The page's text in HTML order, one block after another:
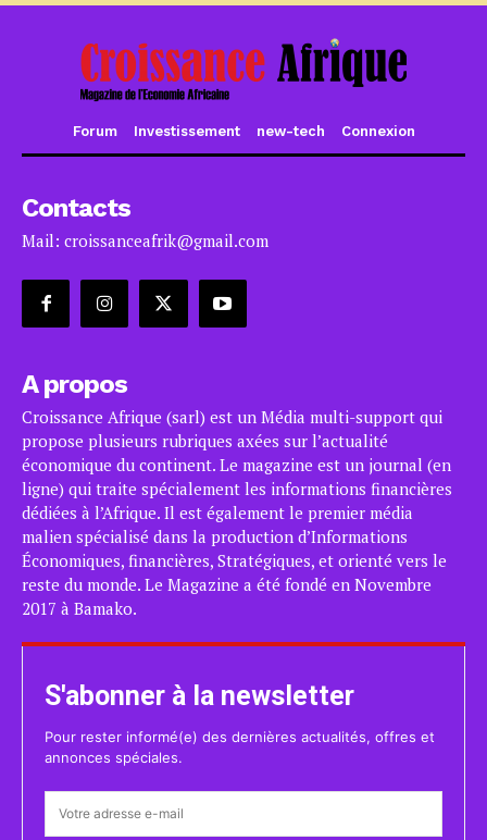
Forum Investissement new-tech Connexion
Contacts
Mail: croissanceafrik@gmail.com
A propos
Croissance Afrique (sarl) est un Média multi-support qui
propose plusieurs rubriques axées sur l’actualité
économique du continent. Le magazine est un journal (en
ligne) qui traite spécialement les informations financières
dédiées à l’Afrique. Il est également le premier média
malien spécialisé dans la production d’Informations
Économiques, financières, Stratégiques, et orienté vers le
reste du monde. Le Magazine a été fondé en Novembre
2017 à Bamako.
S'abonner à la newsletter
Pour rester informé(e) des dernières actualités, offres et
annonces spéciales.